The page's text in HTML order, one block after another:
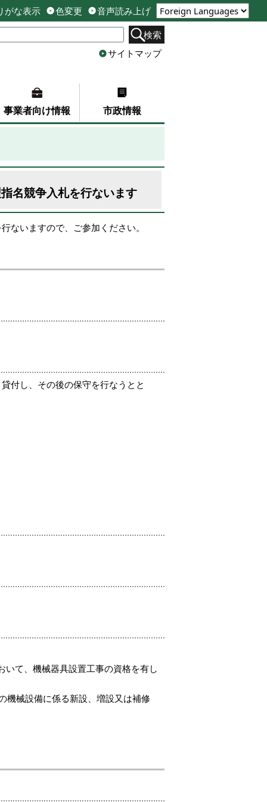
がな表示 色変更
音声読み上げ
検索
サイトマップ
事業者向け情報 市政情報
名競争入札を行ないます
ないますので、ご参加ください。
付し、その後の保守を行なうとと
て、機械器具設置工事の資格を有し
機械設備に係る新設、増設又は補修